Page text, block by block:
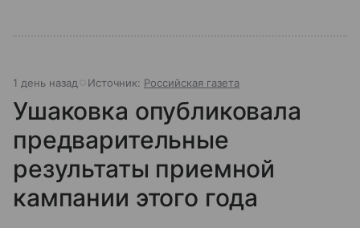
1 день назад Источник: Российская газета
Ушаковка опубликовала
предварительные
результаты приемной
кампании этого года